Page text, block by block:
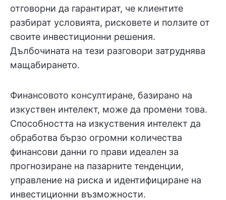
отговорни да гарантират, че клиентите
разбират условията, рисковете и ползите от
своите инвестиционни решения.
Дълбочината на тези разговори затруднява
мащабирането.
Финансовото консултиране, базирано на
изкуствен интелект, може да промени това.
Способността на изкуствения интелект да
обработва бързо огромни количества
финансови данни го прави идеален за
прогнозиране на пазарните тенденции,
управление на риска и идентифициране на
инвестиционни възможности.